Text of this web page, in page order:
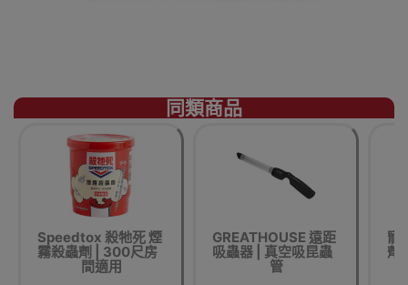
同類商品
Speedtox 殺牠死 煙
霧殺蟲劑 | 300尺房
間適用
GREATHOUSE 遠距
吸蟲器 | 真空吸昆蟲
管
寵
劑